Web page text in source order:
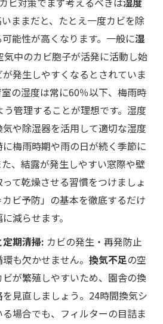
ままだと、たとえ一度カビを除
能性が高くなります。一般に湿
気中のカビ胞子が活発に活動し始
発生しやすくなるとされていま
の湿度は常に60％以下、梅雨時
管理することが理想です。湿度
や除湿器を活用して適切な湿度
梅雨時期や雨の日が続く季節に
、結露が発生しやすい窓際や壁
て乾燥させる習慣をつけましょ
ビ予防」の基本を徹底するだけ
減らせます。
定期清掃: カビの発生・再発防止
も欠かせません。 換気不足の空
が繁殖しやすいため、園舎の換
見直しましょう​。24時間換気シ
場合でも、フィルターの目詰ま